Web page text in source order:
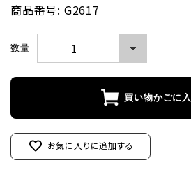
商品番号: G2617
数量
買い物かごに
お気に入りに追加する